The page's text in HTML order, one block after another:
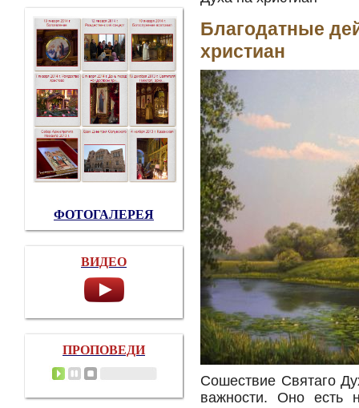
Благодатные
христиан
Сошествие Святаго
важности. Оно есть
ФОТОГАЛЕРЕЯ
ВИДЕО
ПРОПОВЕДИ